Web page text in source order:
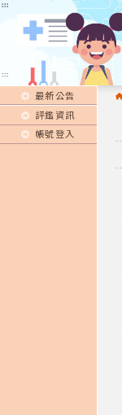
:::
:::
最新公告
評鑑資訊
帳號登入
:::